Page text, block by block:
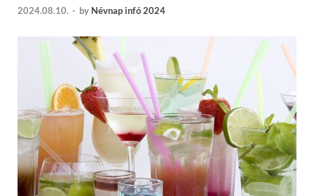
2024.08.10. - by Névnap infó 2024